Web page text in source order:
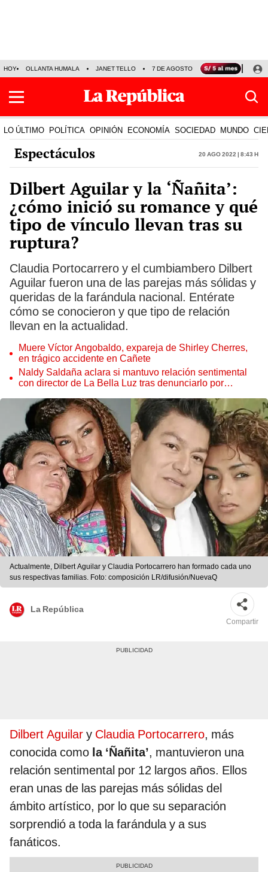
HOY OLLANTA HUMALA JANET TELLO 7 DE AGOSTO TINKA RESULTADOS
LO ÚLTIMO POLÍTICA OPINIÓN ECONOMÍA SOCIEDAD MUNDO
Espectáculos 20 Ago 2022 | 8:43 h
Dilbert Aguilar y la ‘Ñañita’:
¿cómo inició su romance y qué
tipo de vínculo llevan tras su
ruptura?
Claudia Portocarrero y el cumbiambero Dilbert
Aguilar fueron una de las parejas más sólidas y
queridas de la farándula nacional. Entérate
cómo se conocieron y que tipo de relación
llevan en la actualidad.
Muere Víctor Angobaldo, expareja de Shirley Cherres,
en trágico accidente en Cañete
Naldy Saldaña aclara si mantuvo relación sentimental
con director de La Bella Luz tras denunciarlo por
Actualmente, Dilbert Aguilar y Claudia Portocarrero han formado cada uno
sus respectivas familias. Foto: composición LR/difusión/NuevaQ
La República
Compartir
Dilbert Aguilar y Claudia Portocarrero, más
conocida como la ‘Ñañita’, mantuvieron una
relación sentimental por 12 largos años. Ellos
eran unas de las parejas más sólidas del
ámbito artístico, por lo que su separación
sorprendió a toda la farándula y a sus
fanáticos.